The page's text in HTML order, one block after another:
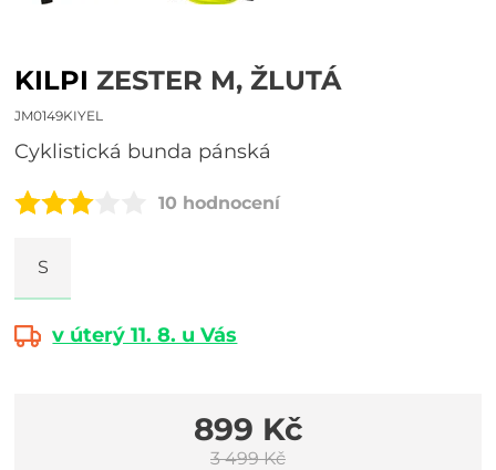
KILPI ZESTER M, ŽLUTÁ
JM0149KIYEL
Cyklistická bunda pánská
10 hodnocení
S
v úterý 11. 8. u Vás
899 Kč
3 499 Kč